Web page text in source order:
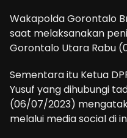
Wakapolda Gorontalo
saat melaksanakan
Gorontalo Utara Rabu
Sementara itu Ketua
Yusuf yang dihubungi
(06/07/2023)
melalui media social di